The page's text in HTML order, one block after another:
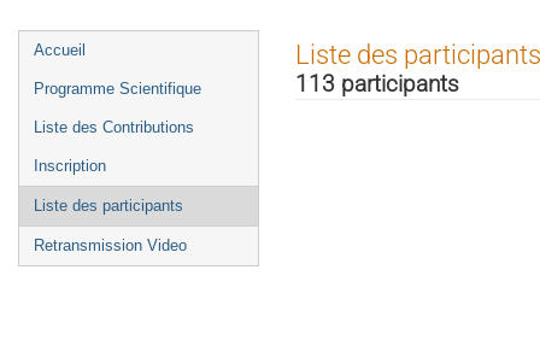
Menu
de
Accueil
Programme Scientifique
Liste des Contributions
Inscription
Liste des participants
Retransmission Video
Liste des participants
113 participants